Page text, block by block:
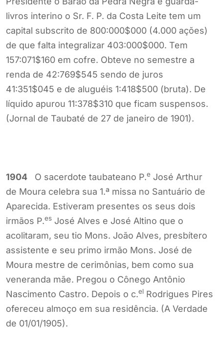
livros interino o Sr. F. P. da Costa Leite tem um
capital subscrito de 800:000$000 (4.000 ações)
de que falta integralizar 403:000$000. Tem
157:071$160 em cofre. Obteve no semestre a
renda de 42:769$545 sendo de juros
41:351$045 e de aluguéis 1:418$500 (bruta). De
líquido apurou 11:378$310 que ficam suspensos.
(Jornal de Taubaté de 27 de janeiro de 1901).
1904 O sacerdote taubateano P.e José Arthur
de Moura celebra sua 1.ª missa no Santuário de
Aparecida. Estiveram presentes os seus dois
irmãos P.es José Alves e José Altino que o
acolitaram, seu tio Mons. João Alves, presbítero
assistente e seu primo irmão Mons. José de
Moura mestre de cerimônias, bem como sua
veneranda mãe. Pregou o Cônego Antônio
Nascimento Castro. Depois o c.el Rodrigues Pires
ofereceu almoço em sua residência. (A Verdade
de 01/01/1905).